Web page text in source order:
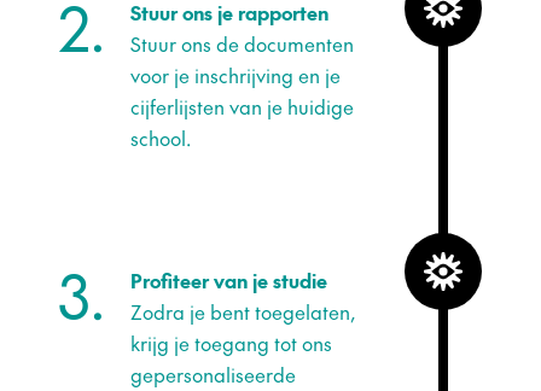
2.
Stuur ons je rapporten
Stuur ons de documenten
voor je inschrijving en je
cijferlijsten van je huidige
school.
3.
Profiteer van je studie
Zodra je bent toegelaten,
krijg je toegang tot ons
gepersonaliseerde